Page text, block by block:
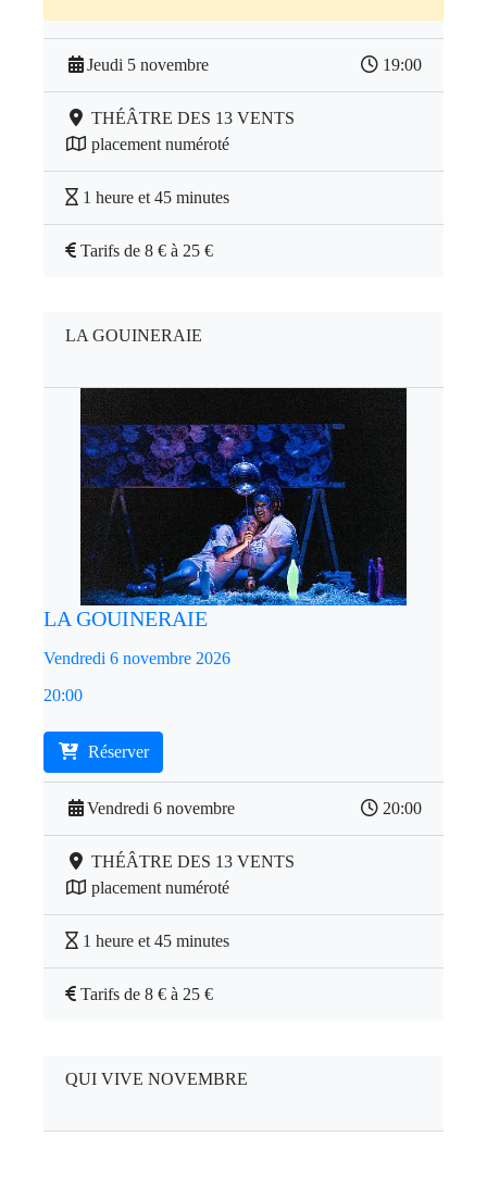
Jeudi 5 novembre 19:00
THÉÂTRE DES 13 VENTS
placement numéroté
1 heure et 45 minutes
Tarifs de 8 € à 25 €
LA GOUINERAIE
LA GOUINERAIE
Vendredi 6 novembre 2026
20:00
Réserver
Vendredi 6 novembre 20:00
THÉÂTRE DES 13 VENTS
placement numéroté
1 heure et 45 minutes
Tarifs de 8 € à 25 €
QUI VIVE NOVEMBRE